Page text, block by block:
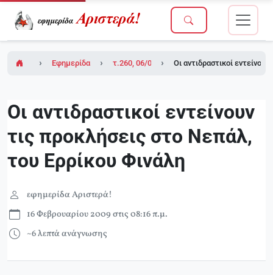
Εφημερίδα Αριστερά!τ.260, 06/02/2009 (σε ένθετο το τ.6 του
Οι αντιδραστικοί
Οι αντιδραστικοί εντείνουν
τις προκλήσεις στο Νεπάλ,
του Ερρίκου Φινάλη
εφημερίδα Αριστερά!
16 Φεβρουαρίου 2009 στις 08:16 π.μ.
~6 λεπτά ανάγνωσης